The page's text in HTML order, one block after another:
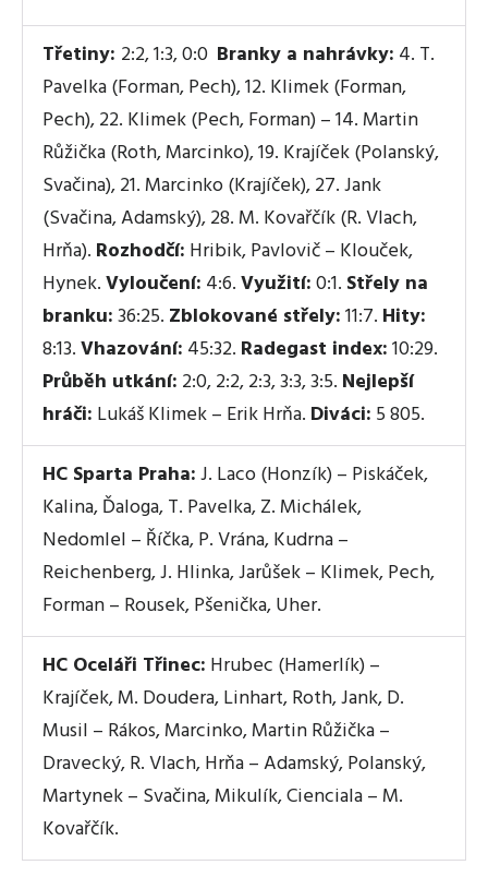
Třetiny: 2:2, 1:3, 0:0 Branky a nahrávky: 4. T.
Pavelka (Forman, Pech), 12. Klimek (Forman,
Pech), 22. Klimek (Pech, Forman) – 14. Martin
Růžička (Roth, Marcinko), 19. Krajíček (Polanský,
Svačina), 21. Marcinko (Krajíček), 27. Jank
(Svačina, Adamský), 28. M. Kovařčík (R. Vlach,
Hrňa). Rozhodčí: Hribik, Pavlovič – Klouček,
Hynek.Vyloučení: 4:6.Využití:0:1. Střely na
branku:36:25. Zblokované střely:11:7. Hity:
8:13.Vhazování: 45:32. Radegast index:10:29.
Průběh utkání: 2:0, 2:2, 2:3, 3:3, 3:5. Nejlepší
hráči: Lukáš Klimek – Erik Hrňa. Diváci: 5 805.
HC Sparta Praha:J. Laco (Honzík) – Piskáček,
Kalina, Ďaloga, T. Pavelka, Z. Michálek,
Nedomlel – Říčka, P. Vrána, Kudrna –
Reichenberg, J. Hlinka, Jarůšek – Klimek, Pech,
Forman – Rousek, Pšenička, Uher.
HC Oceláři Třinec: Hrubec (Hamerlík) –
Krajíček, M. Doudera, Linhart, Roth, Jank, D.
Musil – Rákos, Marcinko, Martin Růžička –
Dravecký, R. Vlach, Hrňa – Adamský, Polanský,
Martynek – Svačina, Mikulík, Cienciala – M.
Kovařčík.